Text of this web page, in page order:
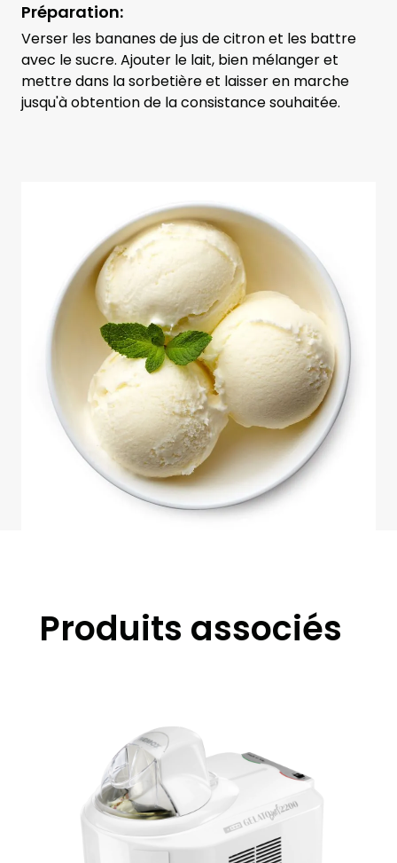
Préparation:
Verser les bananes de jus de citron et les battre
avec le sucre. Ajouter le lait, bien mélanger et
mettre dans la sorbetière et laisser en marche
jusqu'à obtention de la consistance souhaitée.
Produits associés